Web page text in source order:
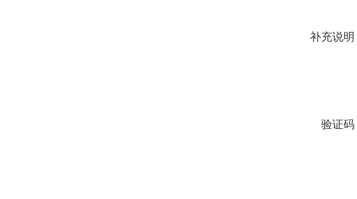
补充说明
验证码